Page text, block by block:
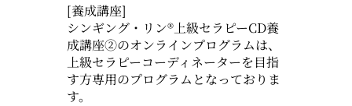
[養成講座]
シンギング・リン®上級セラピーCD養
成講座②のオンラインプログラムは、
上級セラピーコーディネーターを目指
す方専用のプログラムとなっておりま
す。